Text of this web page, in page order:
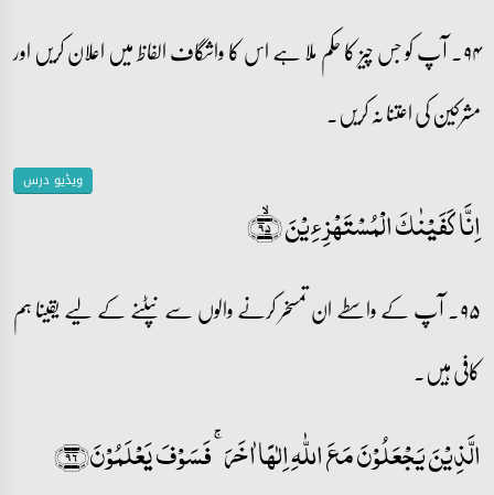
۹۴۔ آپ کو جس چیز کا حکم ملا ہے اس کا واشگاف الفاظ میں اعلان کریں اور
مشرکین کی اعتنا نہ کریں۔
ویڈیو درس
اِنَّا کَفَیۡنٰکَ الۡمُسۡتَہۡزِءِیۡنَ ﴿ۙ۹۵﴾
۹۵۔ آپ کے واسطے ان تمسخر کرنے والوں سے نپٹنے کے لیے یقینا ہم
کافی ہیں۔
الَّذِیۡنَ یَجۡعَلُوۡنَ مَعَ اللّٰہِ اِلٰہًا اٰخَرَ ۚ فَسَوۡفَ یَعۡلَمُوۡنَ﴿۹۶﴾